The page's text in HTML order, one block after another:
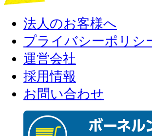
法人のお客様へ
プライバシーポリシ
運営会社
採用情報
お問い合わせ